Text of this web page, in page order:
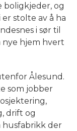
boligkjeder, og
stolte av å ha
i sør til
nye hjem hvert
Ålesund.
som jobber
drift og
husfabrikk der